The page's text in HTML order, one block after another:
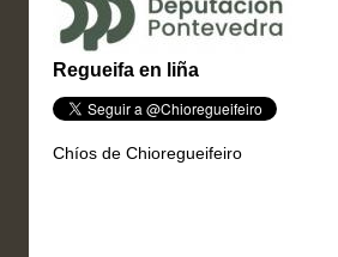
Regueifa en liña
Chíos de Chioregueifeiro